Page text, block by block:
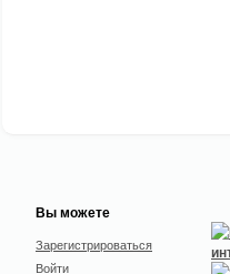
Вы можете
Зарегистрироваться
Войти